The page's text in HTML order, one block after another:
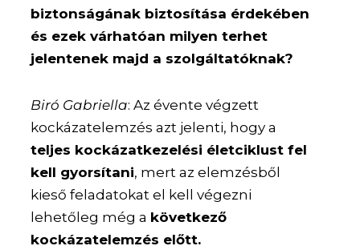
biztonságának biztosítása érdekében
és ezek várhatóan milyen terhet
jelentenek majd a szolgáltatóknak?
Biró Gabriella: Az évente végzett
kockázatelemzés azt jelenti, hogy a
teljes kockázatkezelési életciklust fel
kell gyorsítani, mert az elemzésből
kieső feladatokat el kell végezni
lehetőleg még a következő
kockázatelemzés előtt.